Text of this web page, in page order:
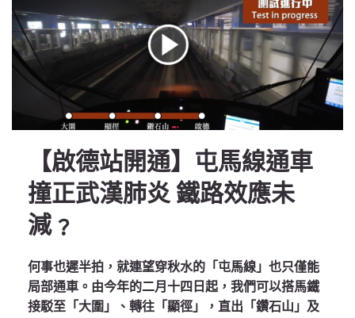
【啟德站開通】屯馬線通車
撞正武漢肺炎 鐵路效應未
減﹖
何事也遲半拍，就連望穿秋水的「屯馬線」也只僅能
局部通車。由今年的二月十四日起，我們可以搭馬鐵
接駁至「大圍」、轉往「顯徑」，直出「鑽石山」及